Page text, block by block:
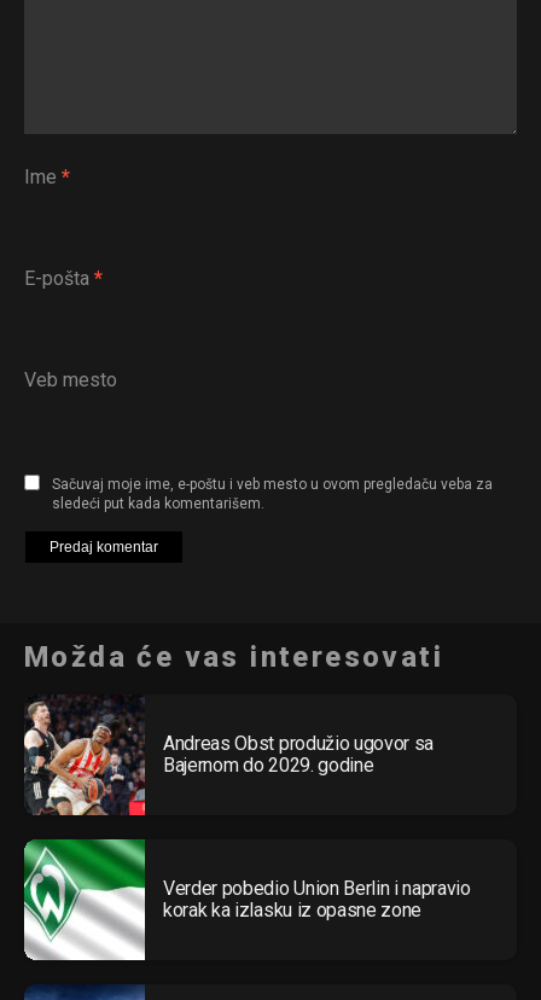
Ime *
E-pošta *
Veb mesto
Sačuvaj moje ime, e-poštu i veb mesto u ovom pregledaču veba za
sledeći put kada komentarišem.
Možda će vas interesovati
Andreas Obst produžio ugovor sa
Bajernom do 2029. godine
Verder pobedio Union Berlin i napravio
korak ka izlasku iz opasne zone